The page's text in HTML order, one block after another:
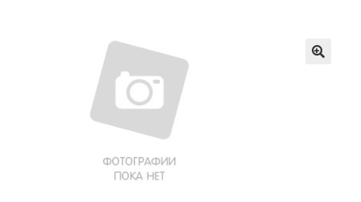
Оптовый склад